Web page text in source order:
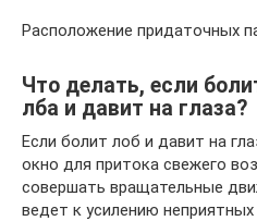
Расположение придаточных
Что делать, если
лба и давит на глаза?
Если болит лоб и давит на
окно для притока свежего
совершать вращательные
ведет к усилению